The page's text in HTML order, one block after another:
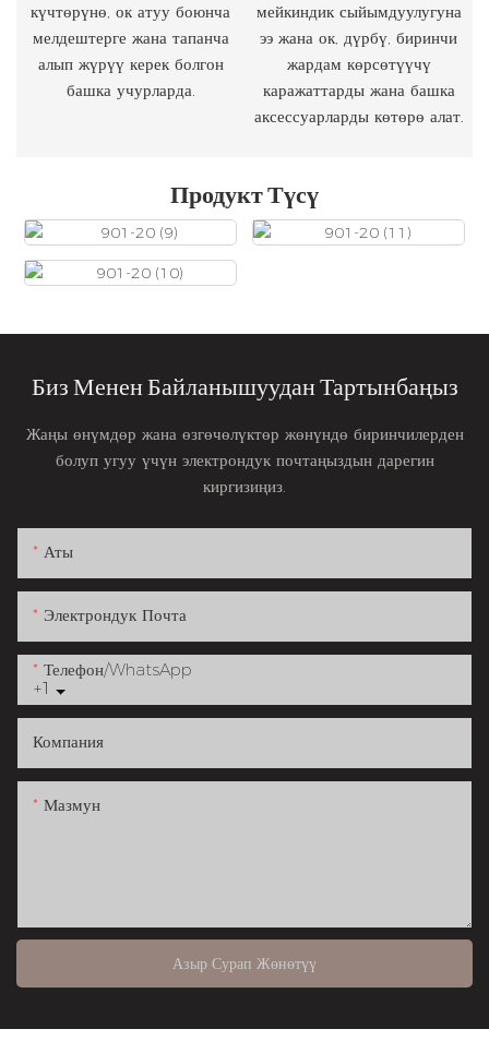
күчтөрүнө, ок атуу боюнча
мелдештерге жана тапанча
алып жүрүү керек болгон
башка учурларда.
мейкиндик сыйымдуулугуна
ээ жана ок, дүрбү, биринчи
жардам көрсөтүүчү
каражаттарды жана башка
аксессуарларды көтөрө алат.
Продукт Түсү
Биз Менен Байланышуудан Тартынбаңыз
Жаңы өнүмдөр жана өзгөчөлүктөр жөнүндө биринчилерден
болуп угуу үчүн электрондук почтаңыздын дарегин
киргизиңиз.
Аты
Электрондук Почта
+1
Телефон/whatsApp
Компания
Мазмун
Азыр Сурап Жөнөтүү